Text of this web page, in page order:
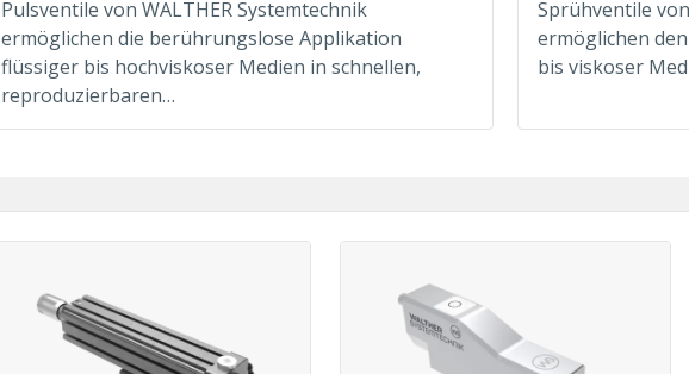
Pulsventile von WALTHER Systemtechnik
ermöglichen die berührungslose Applikation
flüssiger bis hochviskoser Medien in schnellen,
reproduzierbaren…
Sprühventile
ermöglichen
bis viskoser